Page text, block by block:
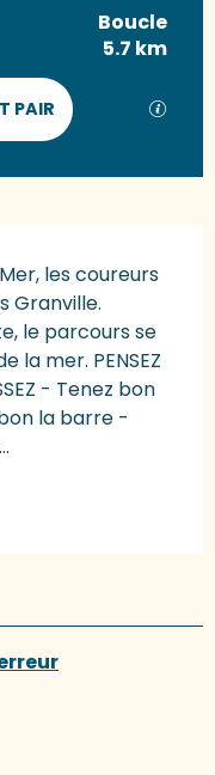
Boucle
5.7 km
PAIR
les coureurs
Granville.
le parcours se
la mer. PENSEZ
- Tenez bon
la barre -